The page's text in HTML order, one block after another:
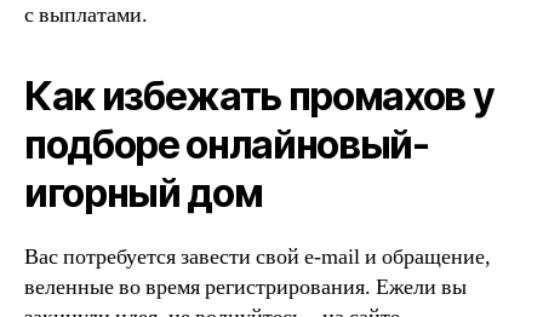
с выплатами.
Как избежать промахов у
подборе онлайновый-
игорный дом
Вас потребуется завести свой e-mail и обращение,
веленные во время регистрирования. Ежели вы